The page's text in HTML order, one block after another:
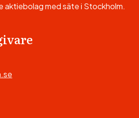
med säte i Stockholm.